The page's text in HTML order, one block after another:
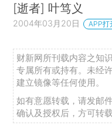
[逝者] 叶笃义
2004年03月20日 APP打
财新网所刊载内容之知
专属所有或持有。未经
建立镜像等任何使用。
如有意愿转载，请发邮
确认及授权后，方可转载